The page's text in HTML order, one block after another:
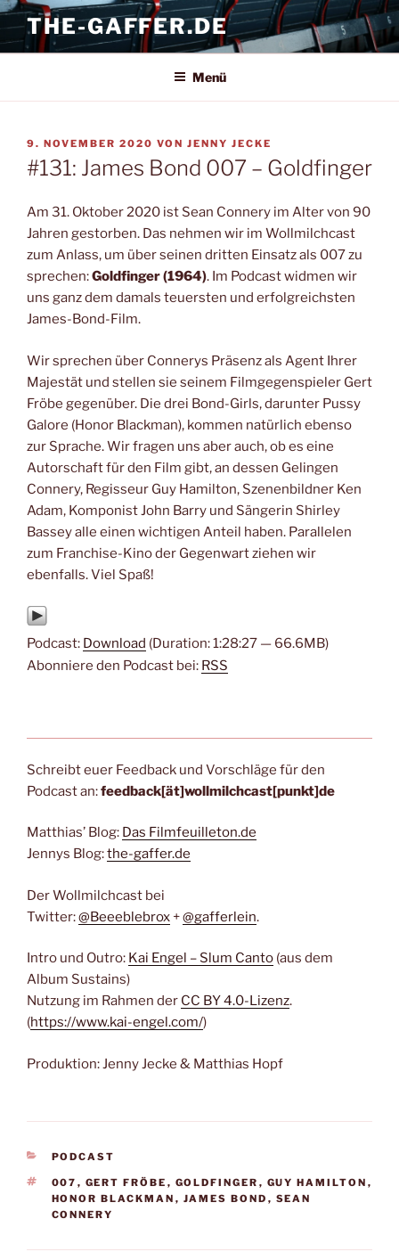
Zum
Inhalt
springen
THE-GAFFER.DE
Menü
VERÖFFENTLICHT
AM
9. NOVEMBER 2020 VON JENNY JECKE
#131: James Bond 007 – Goldfinger
Am 31. Oktober 2020 ist Sean Connery im Alter von 90
Jahren gestorben. Das nehmen wir im Wollmilchcast
zum Anlass, um über seinen dritten Einsatz als 007 zu
sprechen:Goldfinger (1964). Im Podcast widmen wir
uns ganz dem damals teuersten und erfolgreichsten
James-Bond-Film.
Wir sprechen über Connerys Präsenz als Agent Ihrer
Majestät und stellen sie seinem Filmgegenspieler Gert
Fröbe gegenüber. Die drei Bond-Girls, darunter Pussy
Galore (Honor Blackman), kommen natürlich ebenso
zur Sprache. Wir fragen uns aber auch, ob es eine
Autorschaft für den Film gibt, an dessen Gelingen
Connery, Regisseur Guy Hamilton, Szenenbildner Ken
Adam, Komponist John Barry und Sängerin Shirley
Bassey alle einen wichtigen Anteil haben. Parallelen
zum Franchise-Kino der Gegenwart ziehen wir
ebenfalls. Viel Spaß!
Podcast: Download (Duration: 1:28:27 — 66.6MB)
Abonniere den Podcast bei: RSS
Schreibt euer Feedback und Vorschläge für den
Podcast an:feedback[ät]wollmilchcast[punkt]de
Matthias’ Blog: Das Filmfeuilleton.de
Jennys Blog:the-gaffer.de
Der Wollmilchcast bei
Twitter:@Beeeblebrox +@gafferlein.
Intro und Outro: Kai Engel – Slum Canto (aus dem
Album Sustains)
Nutzung im Rahmen der CC BY 4.0-Lizenz.
(https://www.kai-engel.com/)
Produktion: Jenny Jecke & Matthias Hopf
KATEGORIEN
PODCAST
SCHLAGWÖRTER
007 , GERT FRÖBE , GOLDFINGER , GUY HAMILTON ,
HONOR BLACKMAN , JAMES BOND , SEAN
CONNERY